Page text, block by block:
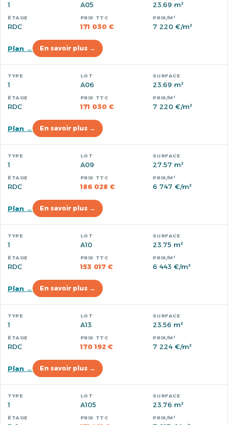
1 A05 23.69 m²
RDC 171 030 € 7 220 €/m²
Plan → En savoir plus →
1 A06 23.69 m²
RDC 171 030 € 7 220 €/m²
Plan → En savoir plus →
1 A09 27.57 m²
RDC 186 028 € 6 747 €/m²
Plan → En savoir plus →
1 A10 23.75 m²
RDC 153 017 € 6 443 €/m²
Plan → En savoir plus →
1 A13 23.56 m²
RDC 170 192 € 7 224 €/m²
Plan → En savoir plus →
1 A105 23.76 m²